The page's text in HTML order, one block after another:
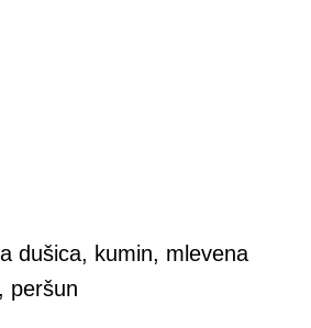
dušica, kumin, mlevena
peršun